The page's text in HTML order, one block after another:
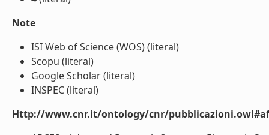
Note
ISI Web of Science (WOS) (literal)
Scopu (literal)
Google Scholar (literal)
INSPEC (literal)
Http://www.cnr.it/ontology/cnr/